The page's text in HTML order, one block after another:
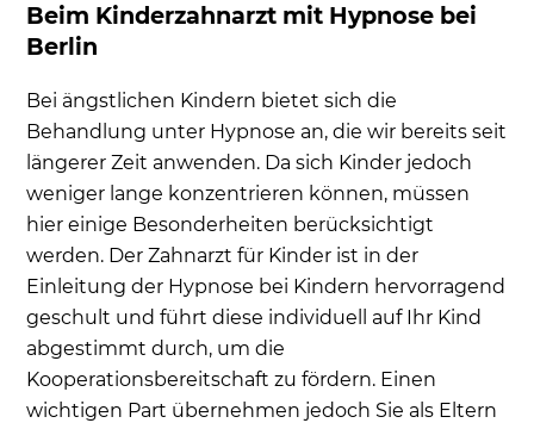
Beim Kinderzahnarzt mit Hypnose bei
Berlin
Bei ängstlichen Kindern bietet sich die
Behandlung unter Hypnose an, die wir bereits seit
längerer Zeit anwenden. Da sich Kinder jedoch
weniger lange konzentrieren können, müssen
hier einige Besonderheiten berücksichtigt
werden. Der Zahnarzt für Kinder ist in der
Einleitung der Hypnose bei Kindern hervorragend
geschult und führt diese individuell auf Ihr Kind
abgestimmt durch, um die
Kooperationsbereitschaft zu fördern. Einen
wichtigen Part übernehmen jedoch Sie als Eltern